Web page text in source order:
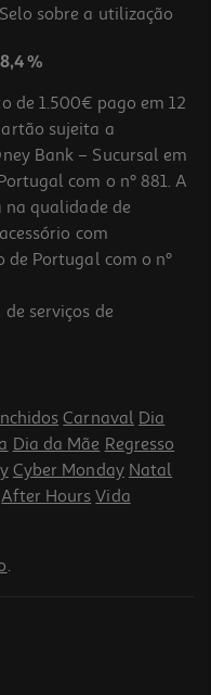
sobre a utilização
%
de 1.500€ pago em 12
sujeita a
Bank – Sucursal em
com o nº 881. A
na qualidade de
com
de Portugal com o nº
serviços de
Carnaval Dia
Dia da Mãe Regresso
Cyber Monday Natal
After Hours Vida
.